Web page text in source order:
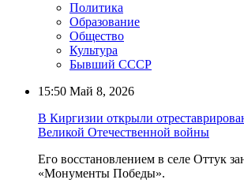
Политика
Образование
Общество
Культура
Бывший СССР
15:50 Май 8, 2026
В Киргизии открыли
Великой Отечественной войны
Его восстановлением в селе Оттук
«Монументы Победы».